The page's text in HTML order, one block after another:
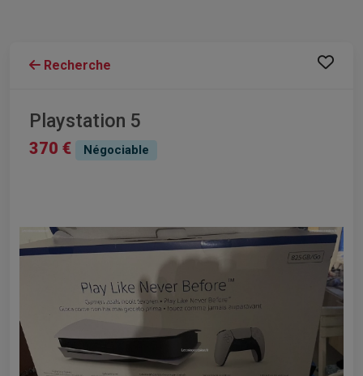
Recherche
Playstation 5
370 € Négociable